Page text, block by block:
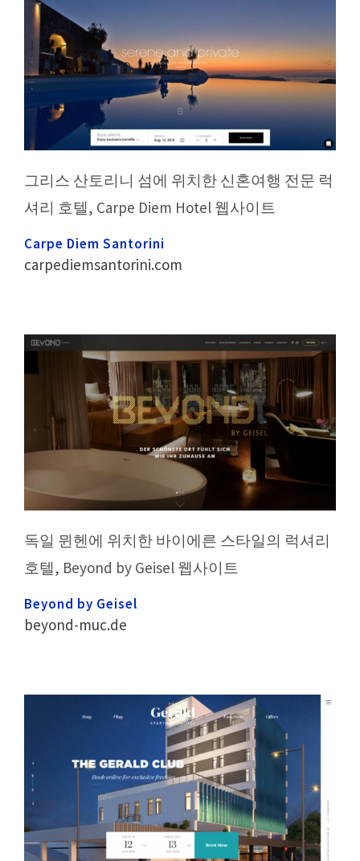
그리스 산토리니 섬에 위치한 신혼여행 전문 럭
셔리 호텔, Carpe Diem Hotel 웹사이트
Carpe Diem Santorini
carpediemsantorini.com
독일 뮌헨에 위치한 바이에른 스타일의 럭셔리
호텔, Beyond by Geisel 웹사이트
Beyond by Geisel
beyond-muc.de